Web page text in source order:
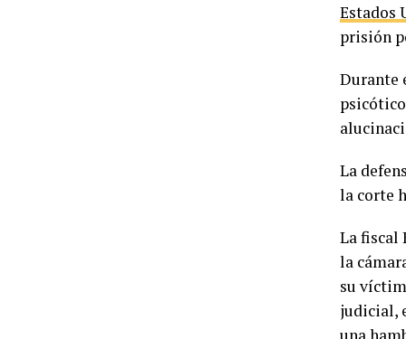
Estados
prisión
Durante
La
la corte
La fiscal
la
su
judicial,